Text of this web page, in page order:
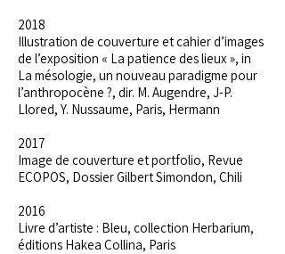
2018
Illustration de couverture et cahier d’images
de l’exposition « La patience des lieux », in
La mésologie, un nouveau paradigme pour
l’anthropocène ?, dir. M. Augendre, J-P.
Llored, Y. Nussaume, Paris, Hermann
2017
Image de couverture et portfolio, Revue
ECOPOS, Dossier Gilbert Simondon, Chili
2016
Livre d’artiste : Bleu, collection Herbarium,
éditions Hakea Collina, Paris